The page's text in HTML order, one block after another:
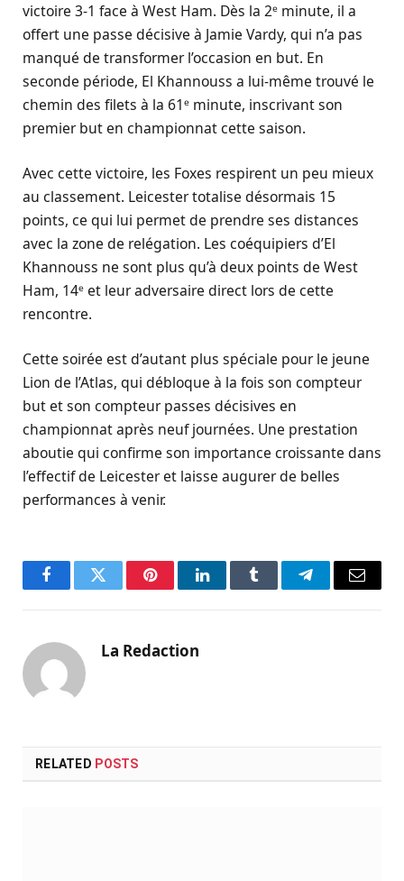
victoire 3-1 face à West Ham. Dès la 2ᵉ minute, il a
offert une passe décisive à Jamie Vardy, qui n’a pas
manqué de transformer l’occasion en but. En
seconde période, El Khannouss a lui-même trouvé le
chemin des filets à la 61ᵉ minute, inscrivant son
premier but en championnat cette saison.
Avec cette victoire, les Foxes respirent un peu mieux
au classement. Leicester totalise désormais 15
points, ce qui lui permet de prendre ses distances
avec la zone de relégation. Les coéquipiers d’El
Khannouss ne sont plus qu’à deux points de West
Ham, 14ᵉ et leur adversaire direct lors de cette
rencontre.
Cette soirée est d’autant plus spéciale pour le jeune
Lion de l’Atlas, qui débloque à la fois son compteur
but et son compteur passes décisives en
championnat après neuf journées. Une prestation
aboutie qui confirme son importance croissante dans
l’effectif de Leicester et laisse augurer de belles
performances à venir.
FacebookTwitter PinterestLinkedInTumblr TelegramEmail
La Redaction
RELATED POSTS